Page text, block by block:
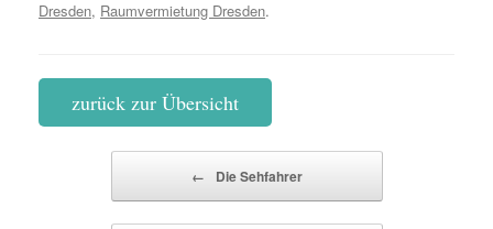
Dresden, Raumvermietung Dresden.
zurück zur Übersicht
← Die Sehfahrer